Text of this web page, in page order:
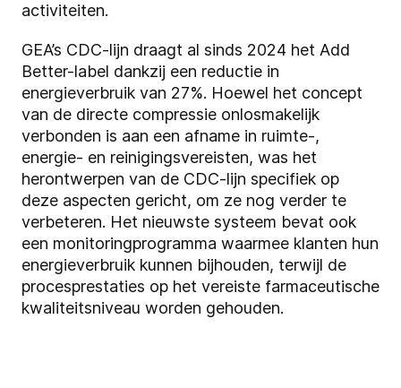
activiteiten.
GEA’s CDC-lijn draagt al sinds 2024 het Add
Better-label dankzij een reductie in
energieverbruik van 27%. Hoewel het concept
van de directe compressie onlosmakelijk
verbonden is aan een afname in ruimte-,
energie- en reinigingsvereisten, was het
herontwerpen van de CDC-lijn specifiek op
deze aspecten gericht, om ze nog verder te
verbeteren. Het nieuwste systeem bevat ook
een monitoringprogramma waarmee klanten hun
energieverbruik kunnen bijhouden, terwijl de
procesprestaties op het vereiste farmaceutische
kwaliteitsniveau worden gehouden.